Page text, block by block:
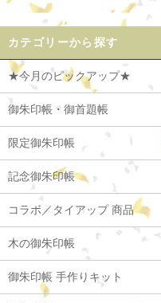
カテゴリーから探す
★今月のピックアップ★
御朱印帳・御首題帳
限定御朱印帳
記念御朱印帳
コラボ／タイアップ 商品
木の御朱印帳
御朱印帳 手作りキット